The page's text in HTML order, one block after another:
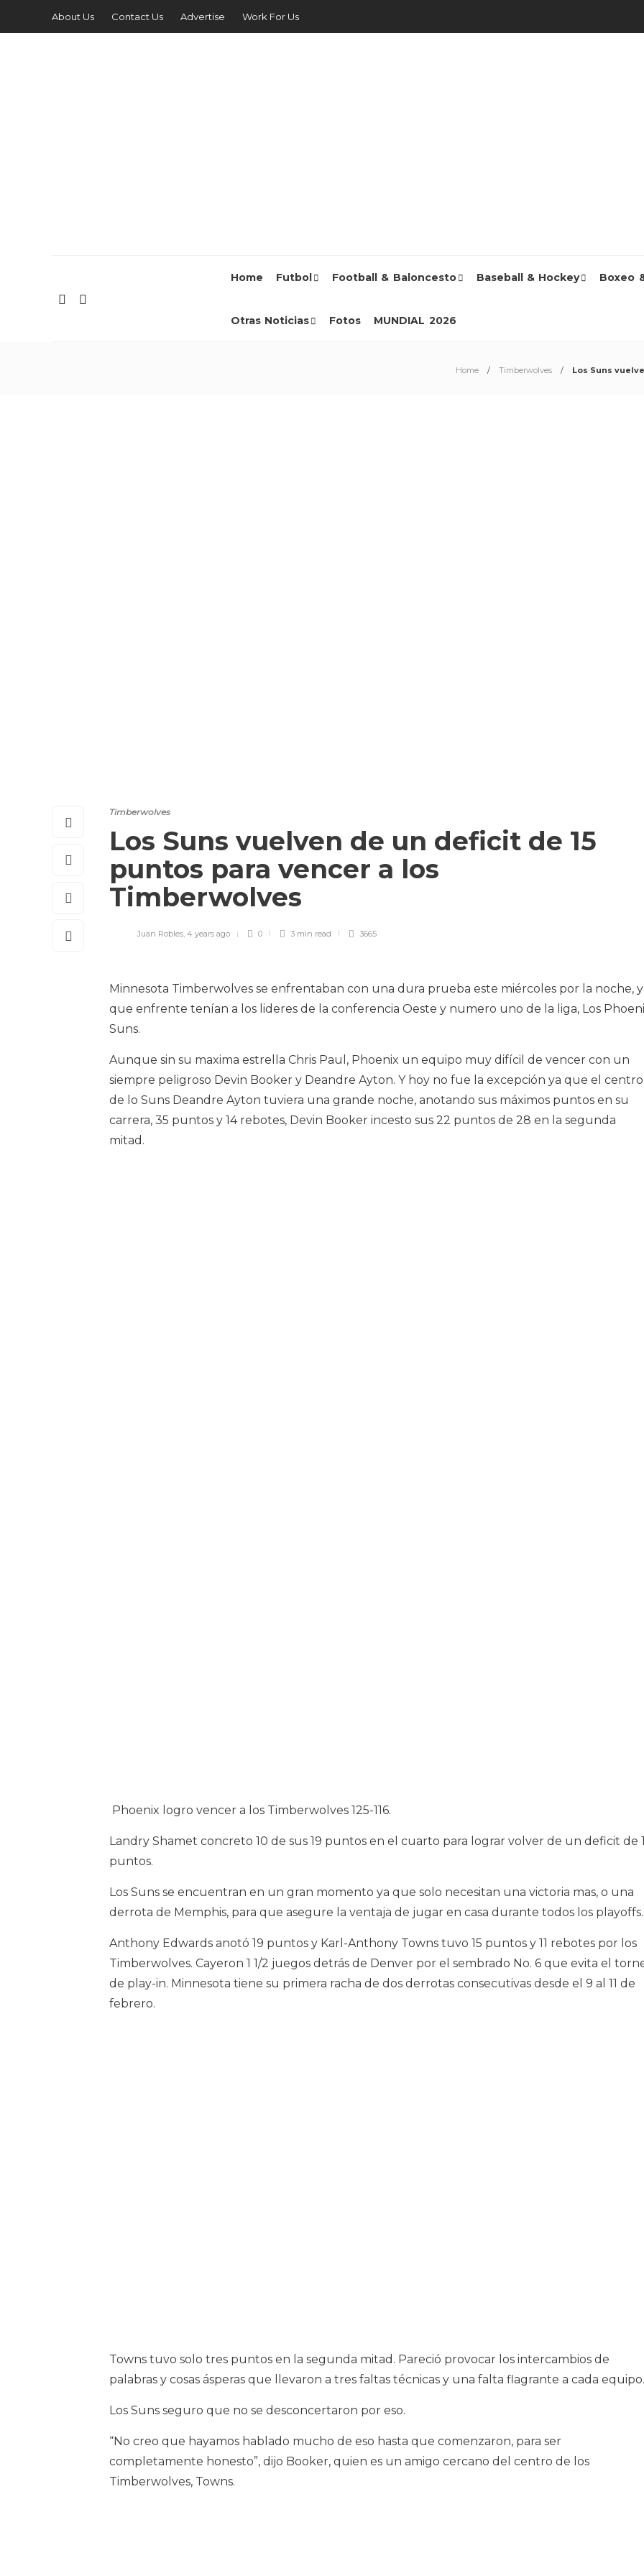
About Us Contact Us Advertise Work For Us
Home Futbol Football & Baloncesto Baseball & Hockey Boxeo
Otras Noticias Fotos MUNDIAL 2026
Home Timberwolves Los Suns
Timberwolves
Los Suns vuelven de un deficit de 15
puntos para vencer a los
Timberwolves
Juan Robles, 4 years ago 0 3 min read 3665
Minnesota Timberwolves se enfrentaban con una dura prueba este miércoles por la noche,
que enfrente tenían a los lideres de la conferencia Oeste y numero uno de la liga, Los
Suns.
Aunque sin su maxima estrella Chris Paul, Phoenix un equipo muy difícil de vencer con un
siempre peligroso Devin Booker y Deandre Ayton. Y hoy no fue la excepción ya que el centro
de lo Suns Deandre Ayton tuviera una grande noche, anotando sus máximos puntos en su
carrera, 35 puntos y 14 rebotes, Devin Booker incesto sus 22 puntos de 28 en la segunda
mitad.
Phoenix logro vencer a los Timberwolves 125-116.
Landry Shamet concreto 10 de sus 19 puntos en el cuarto para lograr volver de un deficit de
puntos.
Los Suns se encuentran en un gran momento ya que solo necesitan una victoria mas, o una
derrota de Memphis, para que asegure la ventaja de jugar en casa durante todos los
Anthony Edwards anotó 19 puntos y Karl-Anthony Towns tuvo 15 puntos y 11 rebotes por los
Timberwolves. Cayeron 1 1/2 juegos detrás de Denver por el sembrado No. 6 que evita el
de play-in. Minnesota tiene su primera racha de dos derrotas consecutivas desde el 9 al 11 de
febrero.
Towns tuvo solo tres puntos en la segunda mitad. Pareció provocar los intercambios de
palabras y cosas ásperas que llevaron a tres faltas técnicas y una falta flagrante a cada equipo.
Los Suns seguro que no se desconcertaron por eso.
“No creo que hayamos hablado mucho de eso hasta que comenzaron, para ser
completamente honesto”, dijo Booker, quien es un amigo cercano del centro de los
Timberwolves, Towns.